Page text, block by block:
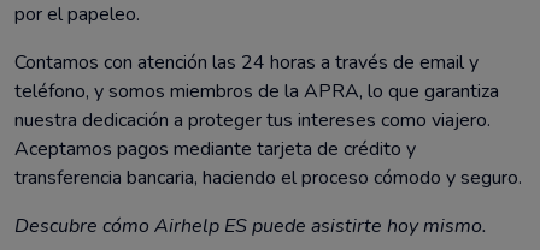
por el papeleo.
Contamos con atención las 24 horas a través de email y
teléfono, y somos miembros de la APRA, lo que garantiza
nuestra dedicación a proteger tus intereses como viajero.
Aceptamos pagos mediante tarjeta de crédito y
transferencia bancaria, haciendo el proceso cómodo y seguro.
Descubre cómo Airhelp ES puede asistirte hoy mismo.